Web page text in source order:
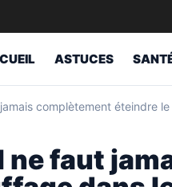
ASTUCES
complètement éteindre
faut